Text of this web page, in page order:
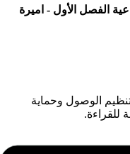
الفصل الأول - اميرة
الوصول وحماية
للقراءة.